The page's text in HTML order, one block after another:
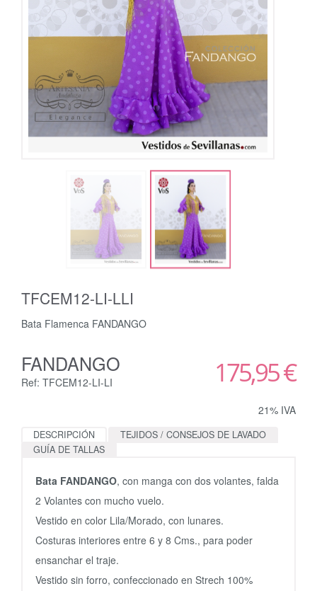
TFCEM12-LI-LLI
Bata Flamenca FANDANGO
FANDANGO
Ref: TFCEM12-LI-LI 175,95 €
21% IVA
DESCRIPCIÓN
TEJIDOS / CONSEJOS DE LAVADO
GUÍA DE TALLAS
Bata FANDANGO, con manga con dos volantes, falda
2 Volantes con mucho vuelo.
Vestido en color Lila/Morado, con lunares.
Costuras interiores entre 6 y 8 Cms., para poder
ensanchar el traje.
Vestido sin forro, confeccionado en Strech 100%